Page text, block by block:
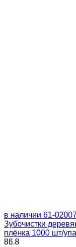
в наличии 61-
Зубочистки
плёнка 1000 шт/
86.8